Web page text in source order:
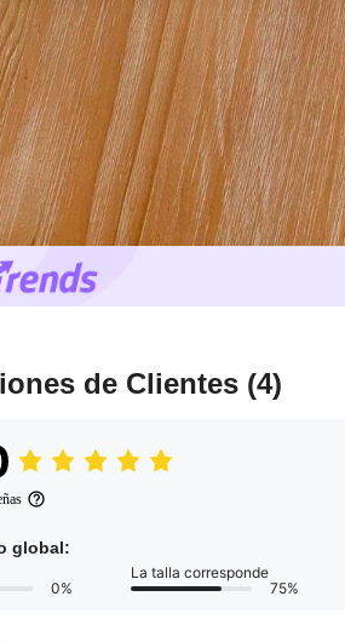
de Clientes (4)
global:
0%
La talla corresponde
75%